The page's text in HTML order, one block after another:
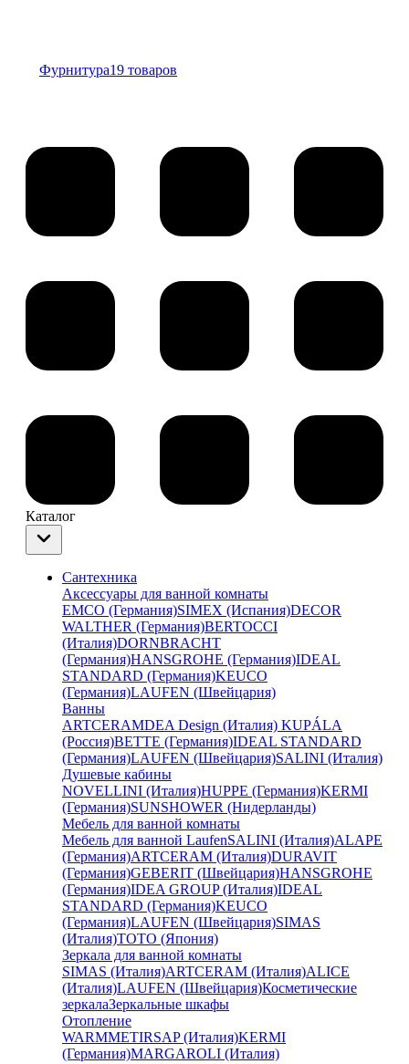
Фурнитура19 товаров
Каталог
Сантехника
Аксессуары для ванной комнаты
EMCO (Германия)SIMEX (Испания)DECOR
WALTHER (Германия)BERTOCCI
(Италия)DORNBRACHT
(Германия)HANSGROHE (Германия)IDEAL
STANDARD (Германия)KEUCO
(Германия)LAUFEN (Швейцария)
Ванны
ARTCERAMDEA Design (Италия) KUPÁLA
(Россия)BETTE (Германия)IDEAL STANDARD
(Германия)LAUFEN (Швейцария)SALINI (Италия)
Душевые кабины
NOVELLINI (Италия)HUPPE (Германия)KERMI
(Германия)SUNSHOWER (Нидерланды)
Мебель для ванной комнаты
Мебель для ванной LaufenSALINI (Италия)ALAPE
(Германия)ARTCERAM (Италия)DURAVIT
(Германия)GEBERIT (Швейцария)HANSGROHE
(Германия)IDEA GROUP (Италия)IDEAL
STANDARD (Германия)KEUCO
(Германия)LAUFEN (Швейцария)SIMAS
(Италия)TOTO (Япония)
Зеркала для ванной комнаты
SIMAS (Италия)ARTCERAM (Италия)ALICE
(Италия)LAUFEN (Швейцария)Косметические
зеркалаЗеркальные шкафы
Отопление
WARMMETIRSAP (Италия)KERMI
(Германия)MARGAROLI (Италия)